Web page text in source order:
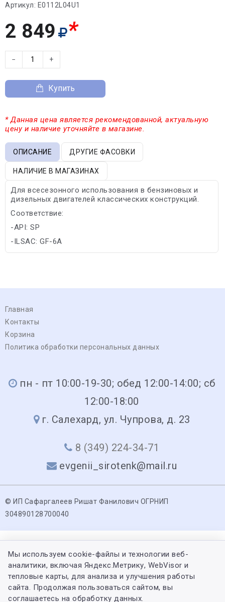
Артикул: E0112L04U1
2 849 *
− +
Купить
* Данная цена является рекомендованной, актуальную
цену и наличие уточняйте в магазине.
ОПИСАНИЕ ДРУГИЕ ФАСОВКИ
НАЛИЧИЕ В МАГАЗИНАХ
Для всесезонного использования в бензиновых и
дизельных двигателей классических конструкций.
Соответствие:
-API: SP
-ILSAC: GF-6A
Главная
Контакты
Корзина
Политика обработки персональных данных
пн - пт 10:00-19-30; обед 12:00-14:00; сб
12:00-18:00
г. Салехард, ул. Чупрова, д. 23
8 (349) 224-34-71
evgenii_sirotenk@mail.ru
© ИП Сафаргалеев Ришат Фанилович ОГРНИП
304890128700040
Мы используем cookie-файлы и технологии веб-
аналитики, включая Яндекс.Метрику, WebVisor и
тепловые карты, для анализа и улучшения работы
сайта. Продолжая пользоваться сайтом, вы
соглашаетесь на обработку данных.